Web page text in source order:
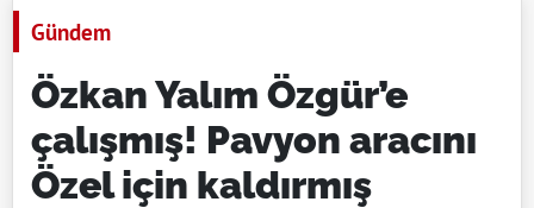
Gündem
Özkan Yalım Özgür’e
çalışmış! Pavyon aracını
Özel için kaldırmış